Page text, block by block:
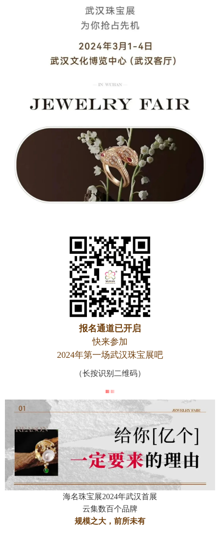
报名通道已开启
快来参加
2024年第一场武汉珠宝展吧
（长按识别二维码）
海名珠宝展2024年武汉首展
云集数百个品牌
规模之大，前所未有